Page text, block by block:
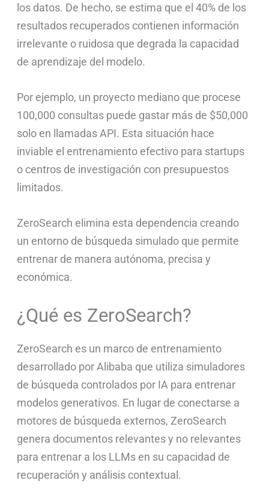
los datos. De hecho, se estima que el 40% de los
resultados recuperados contienen información
irrelevante o ruidosa que degrada la capacidad
de aprendizaje del modelo.
Por ejemplo, un proyecto mediano que procese
100,000 consultas puede gastar más de $50,000
solo en llamadas API. Esta situación hace
inviable el entrenamiento efectivo para startups
o centros de investigación con presupuestos
limitados.
ZeroSearch elimina esta dependencia creando
un entorno de búsqueda simulado que permite
entrenar de manera autónoma, precisa y
económica.
¿Qué es ZeroSearch?
ZeroSearch es un marco de entrenamiento
desarrollado por Alibaba que utiliza simuladores
de búsqueda controlados por IA para entrenar
modelos generativos. En lugar de conectarse a
motores de búsqueda externos, ZeroSearch
genera documentos relevantes y no relevantes
para entrenar a los LLMs en su capacidad de
recuperación y análisis contextual.